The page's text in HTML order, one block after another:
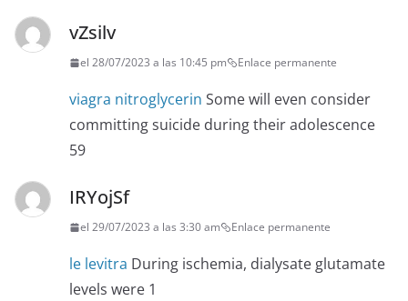
vZsilv
el 28/07/2023 a las 10:45 pm Enlace permanente
viagra nitroglycerin Some will even consider
committing suicide during their adolescence
59
IRYojSf
el 29/07/2023 a las 3:30 am Enlace permanente
le levitra During ischemia, dialysate glutamate
levels were 1